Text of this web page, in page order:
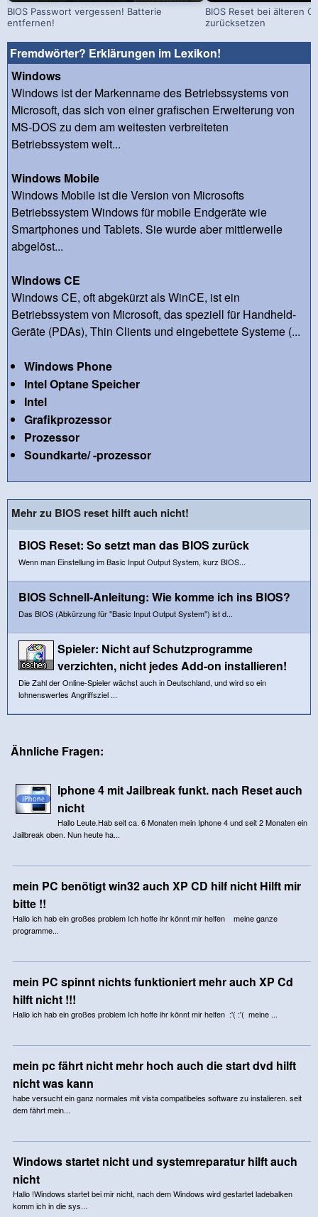
BIOS Passwort vergessen! Batterie
entfernen!
BIOS Reset bei älteren
zurücksetzen
Fremdwörter? Erklärungen im Lexikon!
Windows
Windows ist der Markenname des Betriebssystems von
Microsoft, das sich von einer grafischen Erweiterung von
MS-DOS zu dem am weitesten verbreiteten
Betriebssystem welt...
Windows Mobile
Windows Mobile ist die Version von Microsofts
Betriebssystem Windows für mobile Endgeräte wie
Smartphones und Tablets. Sie wurde aber mittlerweile
abgelöst...
Windows CE
Windows CE, oft abgekürzt als WinCE, ist ein
Betriebssystem von Microsoft, das speziell für Handheld-
Geräte (PDAs), Thin Clients und eingebettete Systeme (...
Windows Phone
Intel Optane Speicher
Intel
Grafikprozessor
Prozessor
Soundkarte/ -prozessor
Mehr zu BIOS reset hilft auch nicht!
BIOS Reset: So setzt man das BIOS zurück
Wenn man Einstellung im Basic Input Output System, kurz BIOS...
BIOS Schnell-Anleitung: Wie komme ich ins BIOS?
Das BIOS (Abkürzung für "Basic Input Output System") ist d...
Spieler: Nicht auf Schutzprogramme
verzichten, nicht jedes Add-on installieren!
Die Zahl der Online-Spieler wächst auch in Deutschland, und wird so ein
lohnenswertes Angriffsziel ...
Ähnliche Fragen:
Iphone 4 mit Jailbreak funkt. nach Reset auch
nicht
Hallo Leute.Hab seit ca. 6 Monaten mein Iphone 4 und seit 2 Monaten ein
Jailbreak oben. Nun heute ha...
mein PC benötigt win32 auch XP CD hilf nicht Hilft mir
bitte !!
Hallo ich hab ein großes problem Ich hoffe ihr könnt mir helfen meine ganze
programme...
mein PC spinnt nichts funktioniert mehr auch XP Cd
hilft nicht !!!
Hallo ich hab ein großes problem Ich hoffe ihr könnt mir helfen :'( :'( meine ...
mein pc fährt nicht mehr hoch auch die start dvd hilft
nicht was kann
habe versucht ein ganz normales mit vista compatibeles software zu instalieren. seit
dem fährt mein...
Windows startet nicht und systemreparatur hilft auch
nicht
Hallo !Windows startet bei mir nicht, nach dem Windows wird gestartet ladebalken
komm ich in die sys...